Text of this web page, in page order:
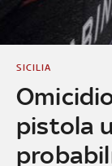
pistola
SICILIA